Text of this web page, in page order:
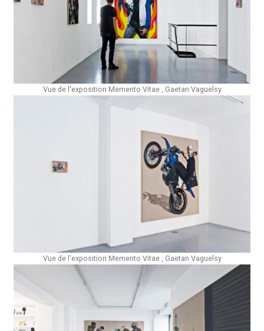
Vue de l'exposition Memento Vitae , Gaetan Vaguelsy
Vue de l'exposition Memento Vitae , Gaetan Vaguelsy